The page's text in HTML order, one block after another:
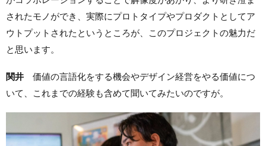
されたモノができ、実際にプロトタイプやプロダクトとしてア
ウトプットされたというところが、このプロジェクトの魅力だ
と思います。
関井 価値の言語化をする機会やデザイン経営をやる価値につ
いて、これまでの経験も含めて聞いてみたいのですが。